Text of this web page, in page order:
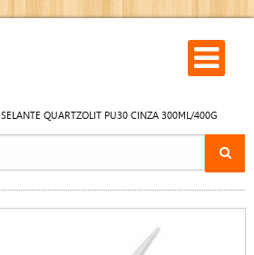
SELANTE QUARTZOLIT PU30 CINZA 300ML/400G